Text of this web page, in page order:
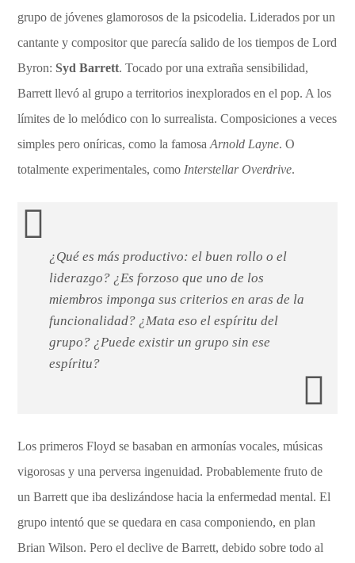
grupo de jóvenes glamorosos de la psicodelia. Liderados por un
cantante y compositor que parecía salido de los tiempos de Lord
Byron: Syd Barrett. Tocado por una extraña sensibilidad,
Barrett llevó al grupo a territorios inexplorados en el pop. A los
límites de lo melódico con lo surrealista. Composiciones a veces
simples pero oníricas, como la famosaArnold Layne. O
totalmente experimentales, comoInterstellar Overdrive.
¿Qué es más productivo: el buen rollo o el
liderazgo? ¿Es forzoso que uno de los
miembros imponga sus criterios en aras de la
funcionalidad? ¿Mata eso el espíritu del
grupo? ¿Puede existir un grupo sin ese
espíritu?
Los primeros Floyd se basaban en armonías vocales, músicas
vigorosas y una perversa ingenuidad. Probablemente fruto de
un Barrett que iba deslizándose hacia la enfermedad mental. El
grupo intentó que se quedara en casa componiendo, en plan
Brian Wilson. Pero el declive de Barrett, debido sobre todo al